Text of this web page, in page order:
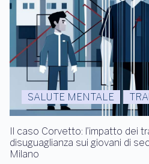
SALUTE MENTALE
Il caso Corvetto: l’impatto dei
disuguaglianza sui giovani di
Milano